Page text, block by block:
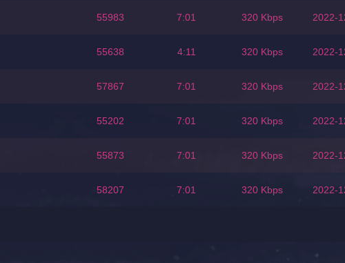
55983 7:01 320 Kbps 2022-
55638 4:11 320 Kbps 2022-
57867 7:01 320 Kbps 2022-
55202 7:01 320 Kbps 2022-
55873 7:01 320 Kbps 2022-
58207 7:01 320 Kbps 2022-